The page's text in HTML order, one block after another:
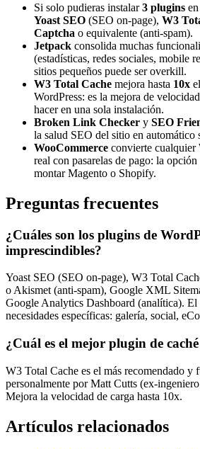
Si solo pudieras instalar3 plugins
Yoast SEO (SEO on-page), W3
Captcha o equivalente (anti-spam).
Jetpack consolida muchas
(estadísticas, redes sociales, mobile
sitios pequeños puede ser overkill.
W3 Total Cache mejora hasta 10x
WordPress: es la mejora de
hacer en una sola instalación.
Broken Link Checker y SEO
la salud SEO del sitio en automático
WooCommerce convierte cualquier
real con pasarelas de pago: la
montar Magento o Shopify.
Preguntas frecuentes
¿Cuáles son los plugins de
imprescindibles?
Yoast SEO (SEO on-page), W3 Total
o Akismet (anti-spam), Google XML
Google Analytics Dashboard (analítica). El
necesidades específicas: galería, social,
¿Cuál es el mejor plugin de
W3 Total Cache es el más recomendado y
personalmente por Matt Cutts (ex-
Mejora la velocidad de carga hasta 10x.
Artículos relacionados